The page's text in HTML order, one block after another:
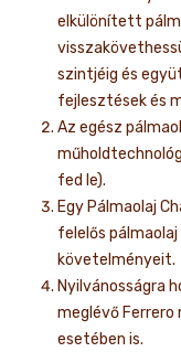
elkülönített
szintjéig és
fejlesztések és
Az egész
fed le).
Egy Pálmaolaj
felelős
követelményeit.
Nyilvánosságra
meglévő
esetében is.